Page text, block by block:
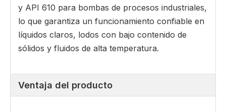
y API 610 para bombas de procesos industriales,
lo que garantiza un funcionamiento confiable en
líquidos claros, lodos con bajo contenido de
sólidos y fluidos de alta temperatura.
Ventaja del producto